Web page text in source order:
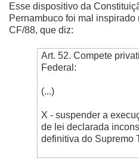
Esse dispositivo da
Pernambuco foi mal
CF/88, que diz:
Art. 52. Compete
Federal:
(...)
X - suspender a
de lei declarada
definitiva do Supremo